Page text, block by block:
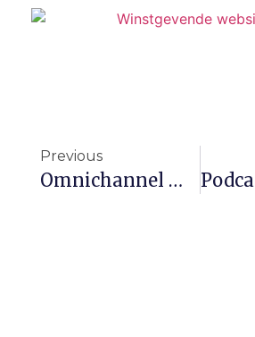
Previous
Omnichannel Marketing: Consistente Klantbeleving Over Alle Kanalen